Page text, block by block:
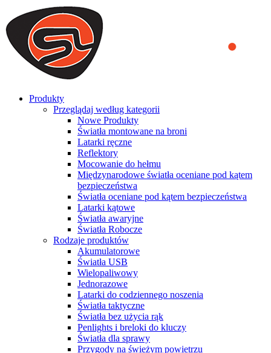
We use cookies to ensure that we provide you the best experience
on our website. By continuing to browse this website, you accept
that cookies are used to help us analyze how the website is used and
to offer you a better experience. To learn more or to find out how
you can disable cookies, you can access our
Produkty
Przeglądaj według kategorii
Nowe Produkty
Światła montowane na broni
Latarki ręczne
Reflektory
Mocowanie do hełmu
Międzynarodowe światła oceniane pod kątem
bezpieczeństwa
Światła oceniane pod kątem bezpieczeństwa
Latarki kątowe
Światła awaryjne
Światła Robocze
Rodzaje produktów
Akumulatorowe
Światła USB
Wielopaliwowy
Jednorazowe
Latarki do codziennego noszenia
Światła taktyczne
Światła bez użycia rąk
Penlights i breloki do kluczy
Światła dla sprawy
Przygody na świeżym powietrzu